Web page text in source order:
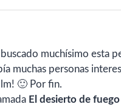
muchísimo esta
muchas personas
🙂 Por fin.
El desierto de